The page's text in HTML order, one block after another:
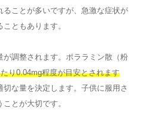
ことが多いですが、急激な症状が
ともあります。
調整されます。ポララミン散（粉
り0.04mg程度が目安とされます
切な量を決定します。子供に服用さ
とが大切です。